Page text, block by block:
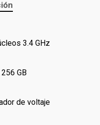
3.4 GHz
GB
de voltaje